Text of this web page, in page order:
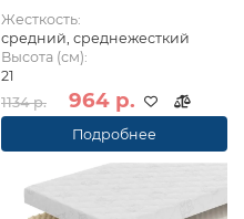
Жесткость:
средний, среднежесткий
Высота (см):
21
1134 р.
964 р.
Подробнее